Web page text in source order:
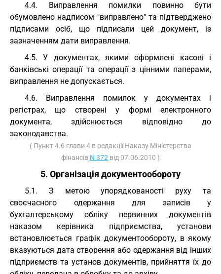
4.4. Виправлення помилки повинно бути
обумовлено надписом "виправлено" та підтверджено
підписами осіб, що підписали цей документ, із
зазначенням дати виправлення.
4.5. У документах, якими оформлені касові і
банківські операції та операції з цінними паперами,
виправлення не допускається.
4.6. Виправлення помилок у документах і
регістрах, що створені у формі електронного
документа, здійснюється відповідно до
законодавства.
( Пункт 4.6 глави 4 в редакції Наказу Міністерства
фінансів N 372 від 07.06.2010 )
5. Організація документообороту
5.1. З метою упорядкованості руху та
своєчасного одержання для записів у
бухгалтерському обліку первинних документів
наказом керівника підприємства, установи
встановлюється графік документообороту, в якому
вказуються дата створення або одержання від інших
підприємств та установ документів, прийняття їх до